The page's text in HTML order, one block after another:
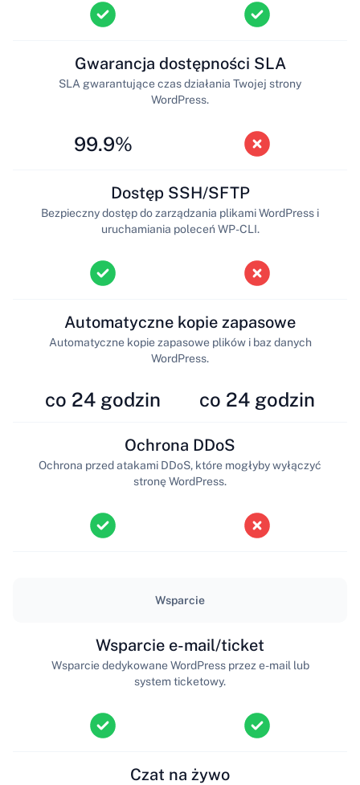
99.9%
Gwarancja dostępności SLA
SLA gwarantujące czas działania Twojej strony
WordPress.
Dostęp SSH/SFTP
Bezpieczny dostęp do zarządzania plikami WordPress i
uruchamiania poleceń WP-CLI.
co 24 godzin
Automatyczne kopie zapasowe
Automatyczne kopie zapasowe plików i baz danych
WordPress.
co 24 godzin
Ochrona DDoS
Ochrona przed atakami DDoS, które mogłyby wyłączyć
stronę WordPress.
Wsparcie
Wsparcie e-mail/ticket
Wsparcie dedykowane WordPress przez e-mail lub
system ticketowy.
Czat na żywo